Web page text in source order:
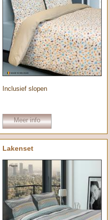
Inclusief slopen
Meer info
Lakenset